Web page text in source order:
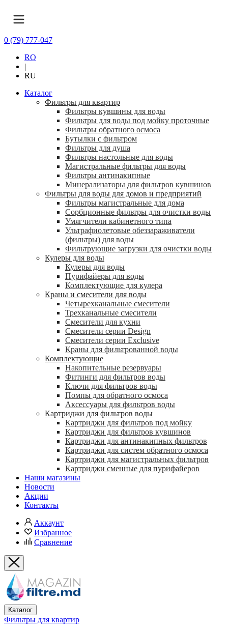
0 (79) 777-047
RO
|
RU
Каталог
Фильтры для квартир
Фильтры кувшины для воды
Фильтры для воды под мойку проточные
Фильтры обратного осмоса
Бутылки с фильтром
Фильтры для душа
Фильтры настольные для воды
Магистральные фильтры для воды
Фильтры антинакипные
Минерализаторы для фильтров кувшинов
Фильтры для воды для домов и предприятий
Фильтры магистральные для дома
Сорбционные фильтры для очистки воды
Умягчители кабинетного типа
Ультрафиолетовые обеззараживатели
(фильтры) для воды
Фильтрующие загрузки для очистки воды
Кулеры для воды
Кулеры для воды
Пурифайеры для воды
Комплектующие для кулера
Краны и смесители для воды
Четырехканальные смесители
Трехканальные смесители
Смесители для кухни
Смесители серии Design
Смесители серии Exclusive
Краны для фильтрованной воды
Комплектующие
Накопительные резервуары
Фитинги для фильтров воды
Ключи для фильтров воды
Помпы для обратного осмоса
Аксессуары для фильтров воды
Картриджи для фильтров воды
Картриджи для фильтров под мойку
Картриджи для фильтров кувшинов
Картриджи для антинакипных фильтров
Картриджи для систем обратного осмоса
Картриджи для магистральных фильтров
Картриджи сменные для пурифайеров
Наши магазины
Новости
Акции
Контакты
Аккаунт
Избранное
Сравнение
Каталог
Фильтры для квартир